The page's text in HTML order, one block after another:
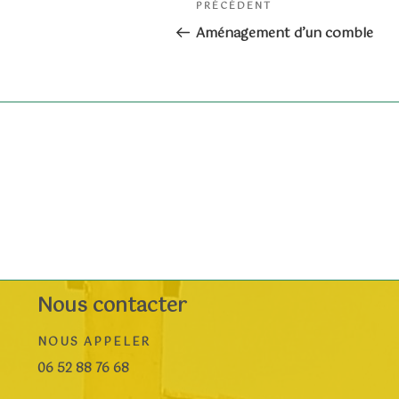
de
Article
précédent
PRÉCÉDENT
Aménagement d’un comble
Nous contacter
NOUS APPELER
06 52 88 76 68